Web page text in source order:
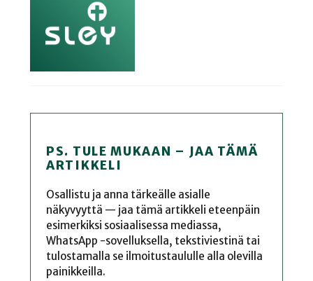
PS. TULE MUKAAN – JAA TÄMÄ
ARTIKKELI
Osallistu ja anna tärkeälle asialle
näkyvyyttä — jaa tämä artikkeli eteenpäin
esimerkiksi sosiaalisessa mediassa,
WhatsApp -sovelluksella, tekstiviestinä tai
tulostamalla se ilmoitustaululle alla olevilla
painikkeilla.